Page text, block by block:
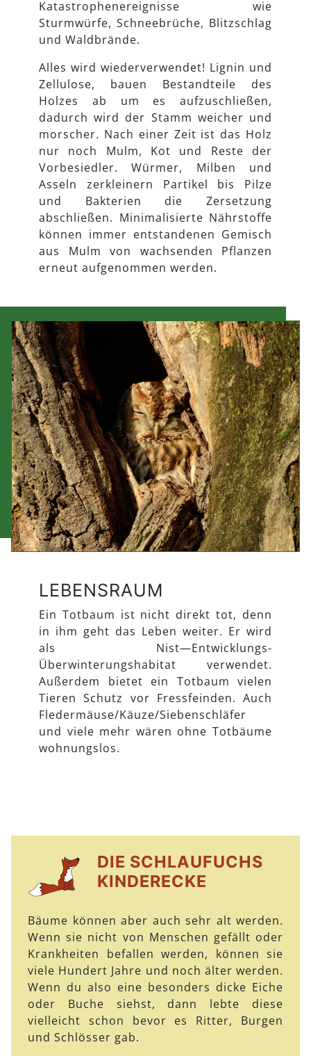
Katastrophenereignisse wie
Sturmwürfe, Schneebrüche, Blitzschlag
und Waldbrände.
Alles wird wiederverwendet! Lignin und
Zellulose, bauen Bestandteile des
Holzes ab um es aufzuschließen,
dadurch wird der Stamm weicher und
morscher. Nach einer Zeit ist das Holz
nur noch Mulm, Kot und Reste der
Vorbesiedler. Würmer, Milben und
Asseln zerkleinern Partikel bis Pilze
und Bakterien die Zersetzung
abschließen. Minimalisierte Nährstoffe
können immer entstandenen Gemisch
aus Mulm von wachsenden Pflanzen
erneut aufgenommen werden.
LEBENSRAUM
Ein Totbaum ist nicht direkt tot, denn
in ihm geht das Leben weiter. Er wird
als Nist—Entwicklungs-
Überwinterungshabitat verwendet.
Außerdem bietet ein Totbaum vielen
Tieren Schutz vor Fressfeinden. Auch
Fledermäuse/Käuze/Siebenschläfer
und viele mehr wären ohne Totbäume
wohnungslos.
DIE SCHLAUFUCHS
KINDERECKE
Bäume können aber auch sehr alt werden.
Wenn sie nicht von Menschen gefällt oder
Krankheiten befallen werden, können sie
viele Hundert Jahre und noch älter werden.
Wenn du also eine besonders dicke Eiche
oder Buche siehst, dann lebte diese
vielleicht schon bevor es Ritter, Burgen
und Schlösser gab.